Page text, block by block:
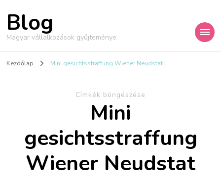
Blog
Magyar vállalkozások gyűjteménye
Kezdőlap Mini gesichtsstraffung Wiener Neudstat
Címkék böngészése
Mini
gesichtsstraffung
Wiener Neudstat